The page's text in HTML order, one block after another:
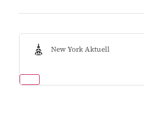
New York Aktuell